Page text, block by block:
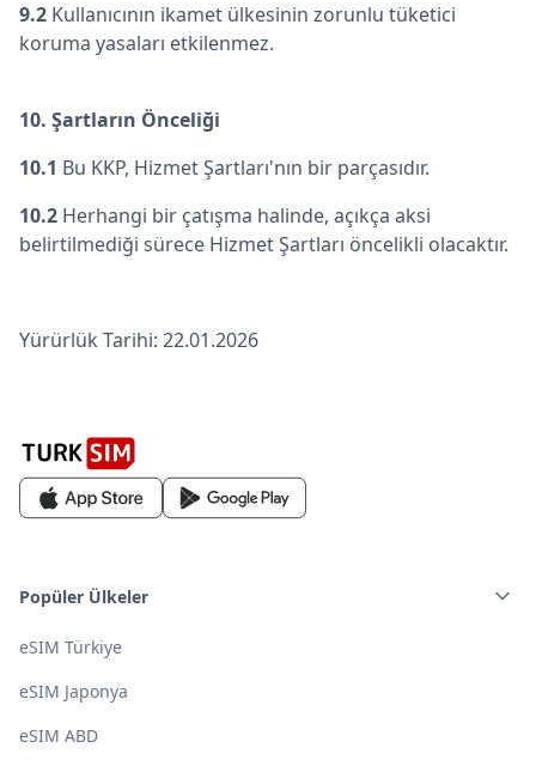
9.2 Kullanıcının ikamet ülkesinin zorunlu tüketici
koruma yasaları etkilenmez.
10. Şartların Önceliği
10.1 Bu KKP, Hizmet Şartları'nın bir parçasıdır.
10.2 Herhangi bir çatışma halinde, açıkça aksi
belirtilmediği sürece Hizmet Şartları öncelikli olacaktır.
Yürürlük Tarihi: 22.01.2026
Popüler Ülkeler
eSIM Türkiye
eSIM Japonya
eSIM ABD